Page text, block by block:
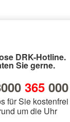
DRK-Hotline.
Sie gerne.
365000
für Sie kostenfrei
um die Uhr